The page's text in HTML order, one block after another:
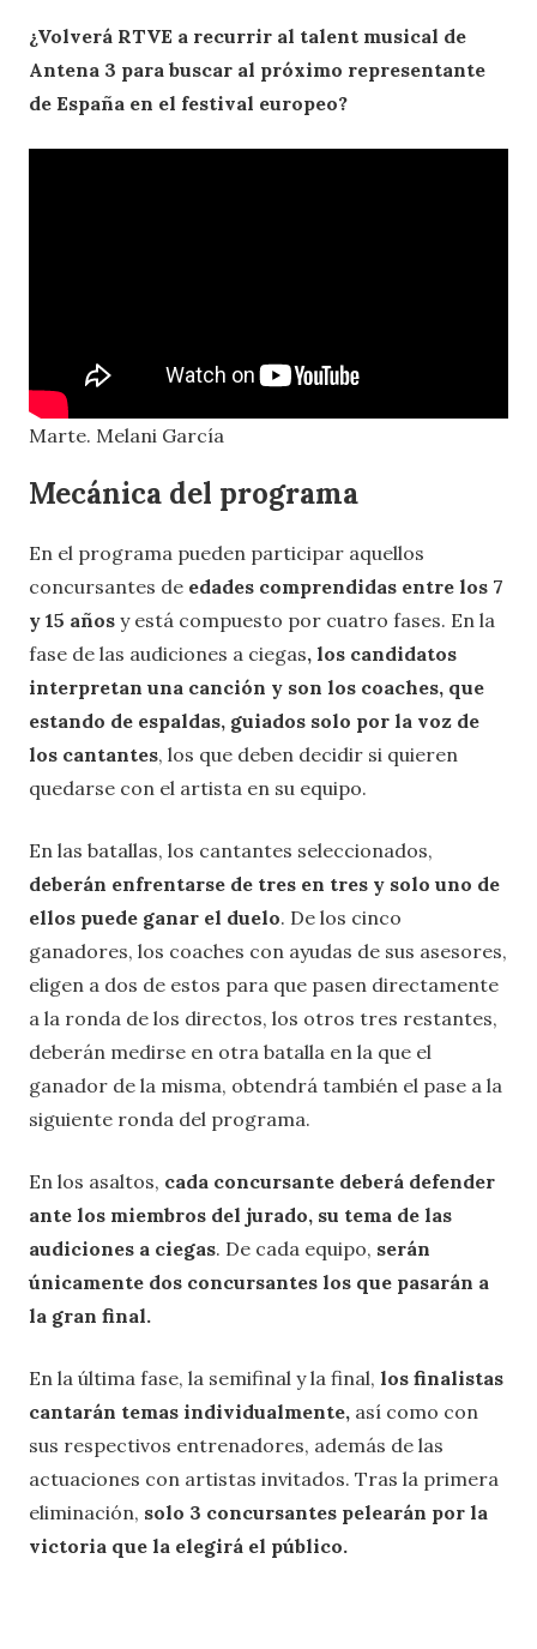
¿Volverá RTVE a recurrir al talent musical de
Antena 3 para buscar al próximo representante
de España en el festival europeo?
Marte. Melani García
Mecánica del programa
En el programa pueden participar aquellos
concursantes de edades comprendidas entre los 7
y 15 años y está compuesto por cuatro fases. En la
fase de las audiciones a ciegas, los candidatos
interpretan una canción y son los coaches, que
estando de espaldas, guiados solo por la voz de
los cantantes, los que deben decidir si quieren
quedarse con el artista en su equipo.
En las batallas, los cantantes seleccionados,
deberán enfrentarse de tres en tres y solo uno de
ellos puede ganar el duelo. De los cinco
ganadores, los coaches con ayudas de sus asesores,
eligen a dos de estos para que pasen directamente
a la ronda de los directos, los otros tres restantes,
deberán medirse en otra batalla en la que el
ganador de la misma, obtendrá también el pase a la
siguiente ronda del programa.
En los asaltos, cada concursante deberá defender
ante los miembros del jurado, su tema de las
audiciones a ciegas. De cada equipo, serán
únicamente dos concursantes los que pasarán a
la gran final.
En la última fase, la semifinal y la final, los finalistas
cantarán temas individualmente, así como con
sus respectivos entrenadores, además de las
actuaciones con artistas invitados. Tras la primera
eliminación, solo 3 concursantes pelearán por la
victoria que la elegirá el público.